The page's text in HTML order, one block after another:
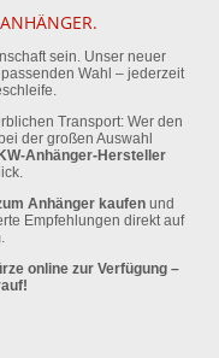
sein. Unser neuer
Wahl – jederzeit
Transport: Wer den
der großen Auswahl
Anhänger-Hersteller
Anhänger kaufen und
Empfehlungen direkt auf
online zur Verfügung –